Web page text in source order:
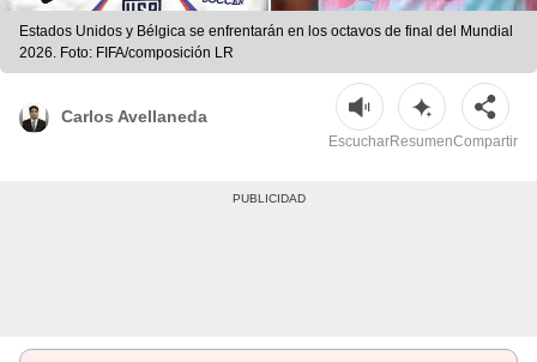
Estados Unidos y Bélgica se enfrentarán en los octavos de final del Mundial
2026. Foto: FIFA/composición LR
Carlos Avellaneda
EscucharResumenCompartir